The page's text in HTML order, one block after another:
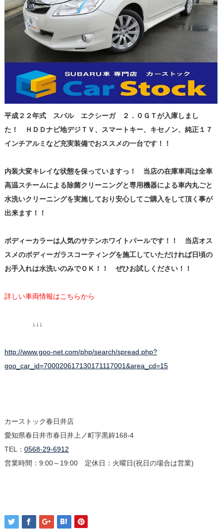
平成２２年式 スバル エクシーガ ２．０ＧＴが入庫しまし
た！ ＨＤＤナビ地デジＴＶ、スマートキー、キセノン、純正１７
インチアルミなど充実装備でおススメの一台です！！
内装大変キレイな状態を保っていますっ！ 当店の在庫車両は全車
高温スチームによる除菌クリーニングと専用機器による車内丸ごと
水洗いクリーニングを実施しており安心してご購入をして頂く事が
出来ます！！
ボディーカラーは人気のサテンホワイトパールです！！ 当店オス
スメのボディーガラスコーティングを施工していただければ日頃の
お手入れは水洗いのみでＯＫ！！ ぜひお試しください！！
詳しい車両情報はこちらから
↓↓↓
http://www.goo-net.com/php/search/spread.php?
goo_car_id=700020617130171117001&area_cd=15
カーストック春日井店
愛知県春日井市春日井上ノ町字黒鉾168-4
TEL： 0568-29-6912
営業時間：9:00～19:00 定休日：火曜日(祝日の場合は営業)